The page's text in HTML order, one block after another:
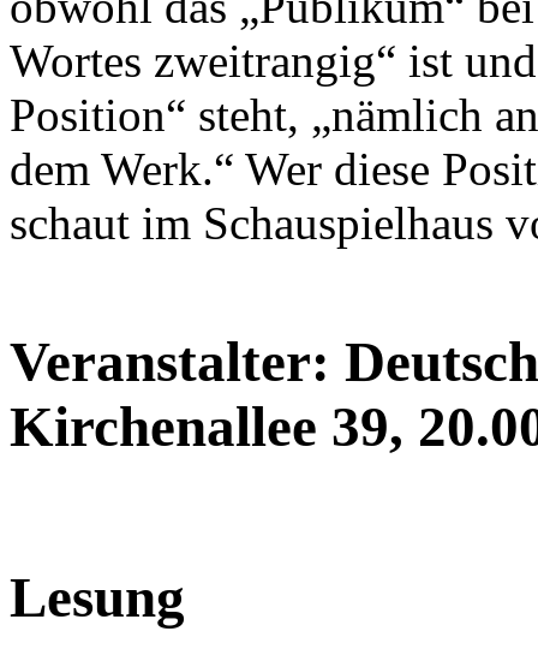
Wortes zweitrangig“ ist
Position“ steht, „nämlich
dem Werk.“ Wer diese
schaut im Schauspielhaus
Veranstalter:
Kirchenallee 39,
Lesung